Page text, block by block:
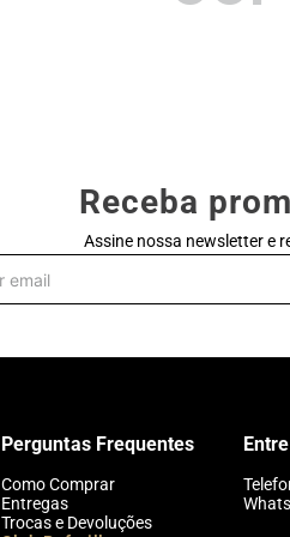
Receba
Assine nossa newsletter e
Perguntas Frequentes
Como Comprar
Entregas
Trocas e Devoluções